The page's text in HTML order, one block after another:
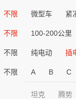
不限 微型车 紧
不限 100-200公里
不限 纯电动 插
不限 A B C
坦克 腾势